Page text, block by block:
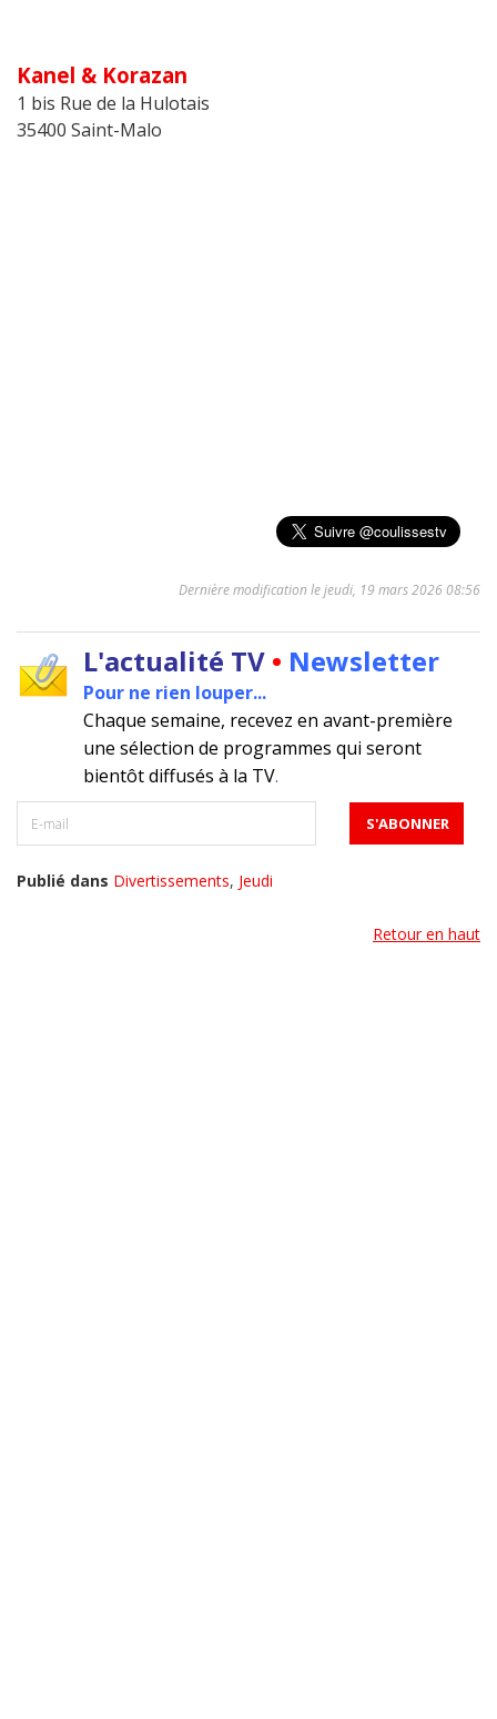
Kanel & Korazan
1 bis Rue de la Hulotais
35400 Saint-Malo
Dernière modification le jeudi, 19 mars 2026 08:56
L'actualité TV • Newsletter
Pour ne rien louper...
Chaque semaine, recevez en avant-première
une sélection de programmes qui seront
bientôt diffusés à la TV.
Publié dans Divertissements, Jeudi
Retour en haut